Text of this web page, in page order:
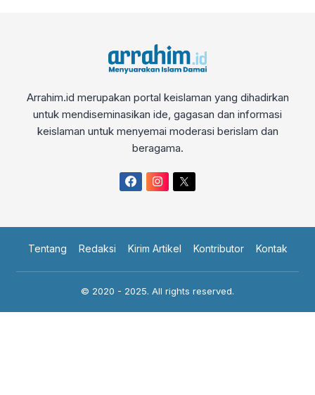
Arrahim.id merupakan portal keislaman yang dihadirkan
untuk mendiseminasikan ide, gagasan dan informasi
keislaman untuk menyemai moderasi berislam dan
beragama.
Tentang Redaksi Kirim Artikel Kontributor Kontak
© 2020 - 2025. All rights reserved.